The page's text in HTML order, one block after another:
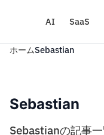
AI SaaS
ホームSebastian
Sebastian
Sebastianの記事一